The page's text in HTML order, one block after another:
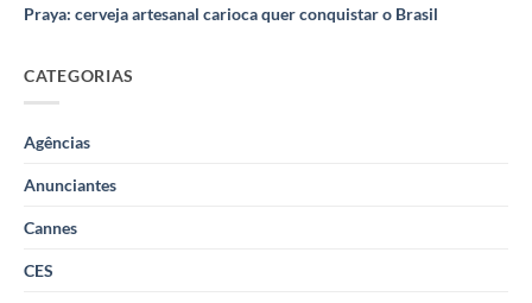
Praya: cerveja artesanal carioca quer conquistar o Brasil
CATEGORIAS
Agências
Anunciantes
Cannes
CES